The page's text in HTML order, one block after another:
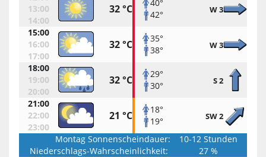
13:00
14:00
32 °C
40°
42°
W 3
15:00
16:00
17:00
32 °C
35°
38°
W 3
18:00
19:00
20:00
32 °C
29°
30°
S 2
21:00
22:00
23:00
21 °C
18°
19°
SW 2
Montag Sonnenscheindauer:
10-12 Stunden
Niederschlags-Wahrscheinlichkeit:
27 %